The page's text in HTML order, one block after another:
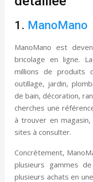
1. ManoMano
ManoMano est
bricolage en ligne.
millions de produits
outillage, jardin,
de bain, décoration,
cherches une
à trouver en magasin,
sites à consulter.
Concrètement,
plusieurs gammes
plusieurs achats en